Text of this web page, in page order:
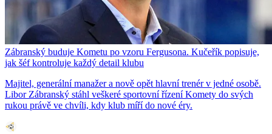
Zábranský buduje Kometu po vzoru Fergusona. Kučeřík popisuje,
jak šéf kontroluje každý detail klubu
Majitel, generální manažer a nově opět hlavní trenér v jedné osobě.
Libor Zábranský stáhl veškeré sportovní řízení Komety do svých
rukou právě ve chvíli, kdy klub míří do nové éry.